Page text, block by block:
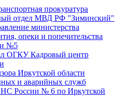
прокуратура
отдел МВД РФ "Зиминский"
министерства
опеки и попечительства
№5
ОГКУ Кадровый центр
Иркутской области
и аварийных служб
России № 6 по Иркутской